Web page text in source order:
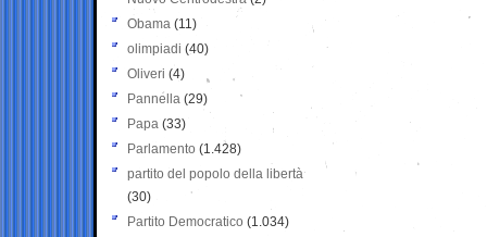
Obama (11)
olimpiadi (40)
Oliveri (4)
Pannella (29)
Papa (33)
Parlamento (1.428)
partito del popolo della libertà
(30)
Partito Democratico (1.034)